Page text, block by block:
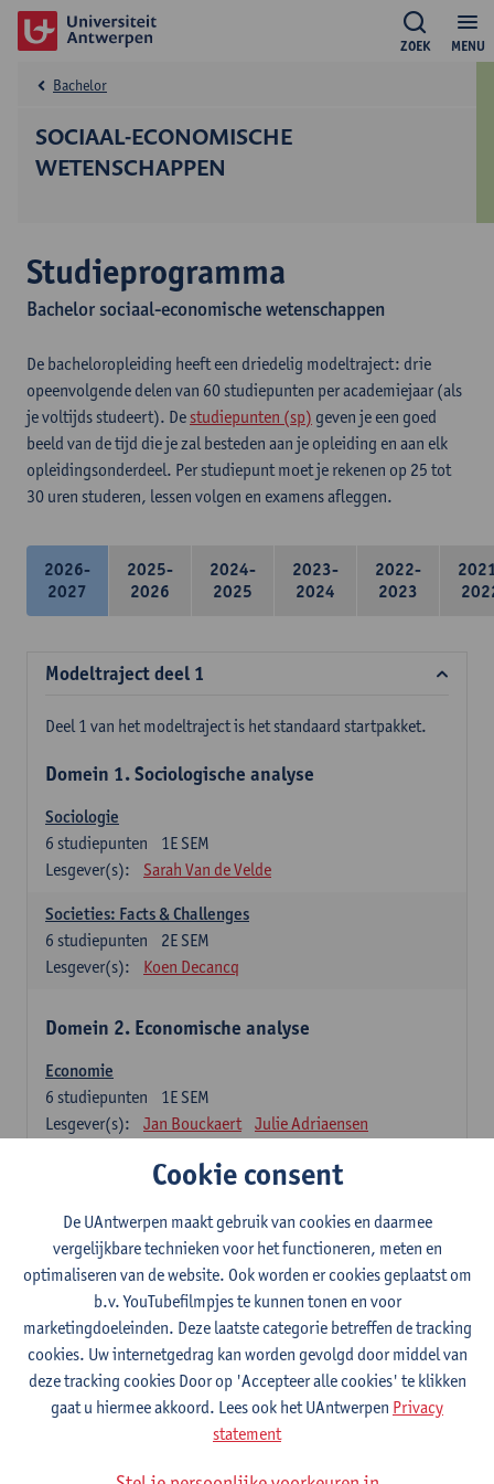
MENU
ZOEK
SOCIAAL-ECONOMISCHE
WETENSCHAPPEN
Bachelor
Studieprogramma
Bachelor sociaal-economische wetenschappen
De bacheloropleiding heeft een driedelig modeltraject: drie
opeenvolgende delen van 60 studiepunten per academiejaar (als
je voltijds studeert). De studiepunten (sp) geven je een goed
beeld van de tijd die je zal besteden aan je opleiding en aan elk
opleidingsonderdeel. Per studiepunt moet je rekenen op 25 tot
30 uren studeren, lessen volgen en examens afleggen.
2026-
2027
2025-
2026
2024-
2025
2023-
2024
2022-
2023
Modeltraject deel 1
Deel 1 van het modeltraject is het standaard startpakket.
Domein 1. Sociologische analyse
Sociologie
1E SEM
6 studiepunten
Lesgever(s):
Sarah Van de Velde
Societies: Facts & Challenges
2E SEM
6 studiepunten
Lesgever(s):
Koen Decancq
Domein 2. Economische analyse
Economie
1E SEM
6 studiepunten
Lesgever(s):
Jan Bouckaert Julie Adriaensen
Domein 3. Bedrijfseconomie
Accountancy
1E/2E SEM
6studiepunten
Lesgever(s):
Tom Van Caneghem Christine Lippens
Domein 6. Kwantitatieve methoden
Beschrijvende statistiek en kansrekenen
2E SEM
3studiepunten
Stephan Van der Veeken
Cookie consent
De UAntwerpen maakt gebruik van cookies en daarmee
vergelijkbare technieken voor het functioneren, meten en
optimaliseren van de website. Ook worden er cookies geplaatst om
b.v. YouTubefilmpjes te kunnen tonen en voor
marketingdoeleinden. Deze laatste categorie betreffen de tracking
cookies. Uw internetgedrag kan worden gevolgd door middel van
deze tracking cookies Door op 'Accepteer alle cookies' te klikken
gaat u hiermee akkoord. Lees ook het UAntwerpen Privacy
statement